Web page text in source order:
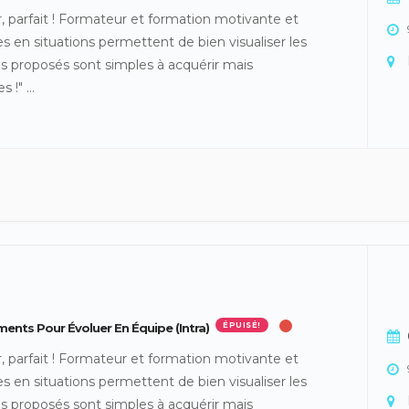
parfait ! Formateur et formation motivante et
en situations permettent de bien visualiser les
proposés sont simples à acquérir mais
!" ...
Pour Évoluer En Équipe (intra) ÉPUISÉ!
parfait ! Formateur et formation motivante et
en situations permettent de bien visualiser les
proposés sont simples à acquérir mais